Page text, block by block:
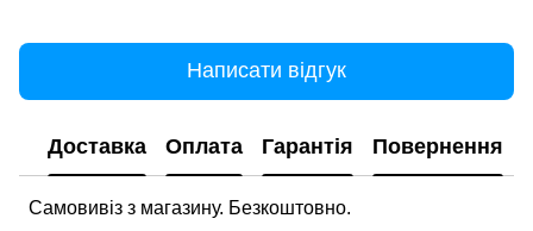
Написати відгук
Доставка Оплата Гарантія Повернення
Самовивіз з магазину. Безкоштовно.